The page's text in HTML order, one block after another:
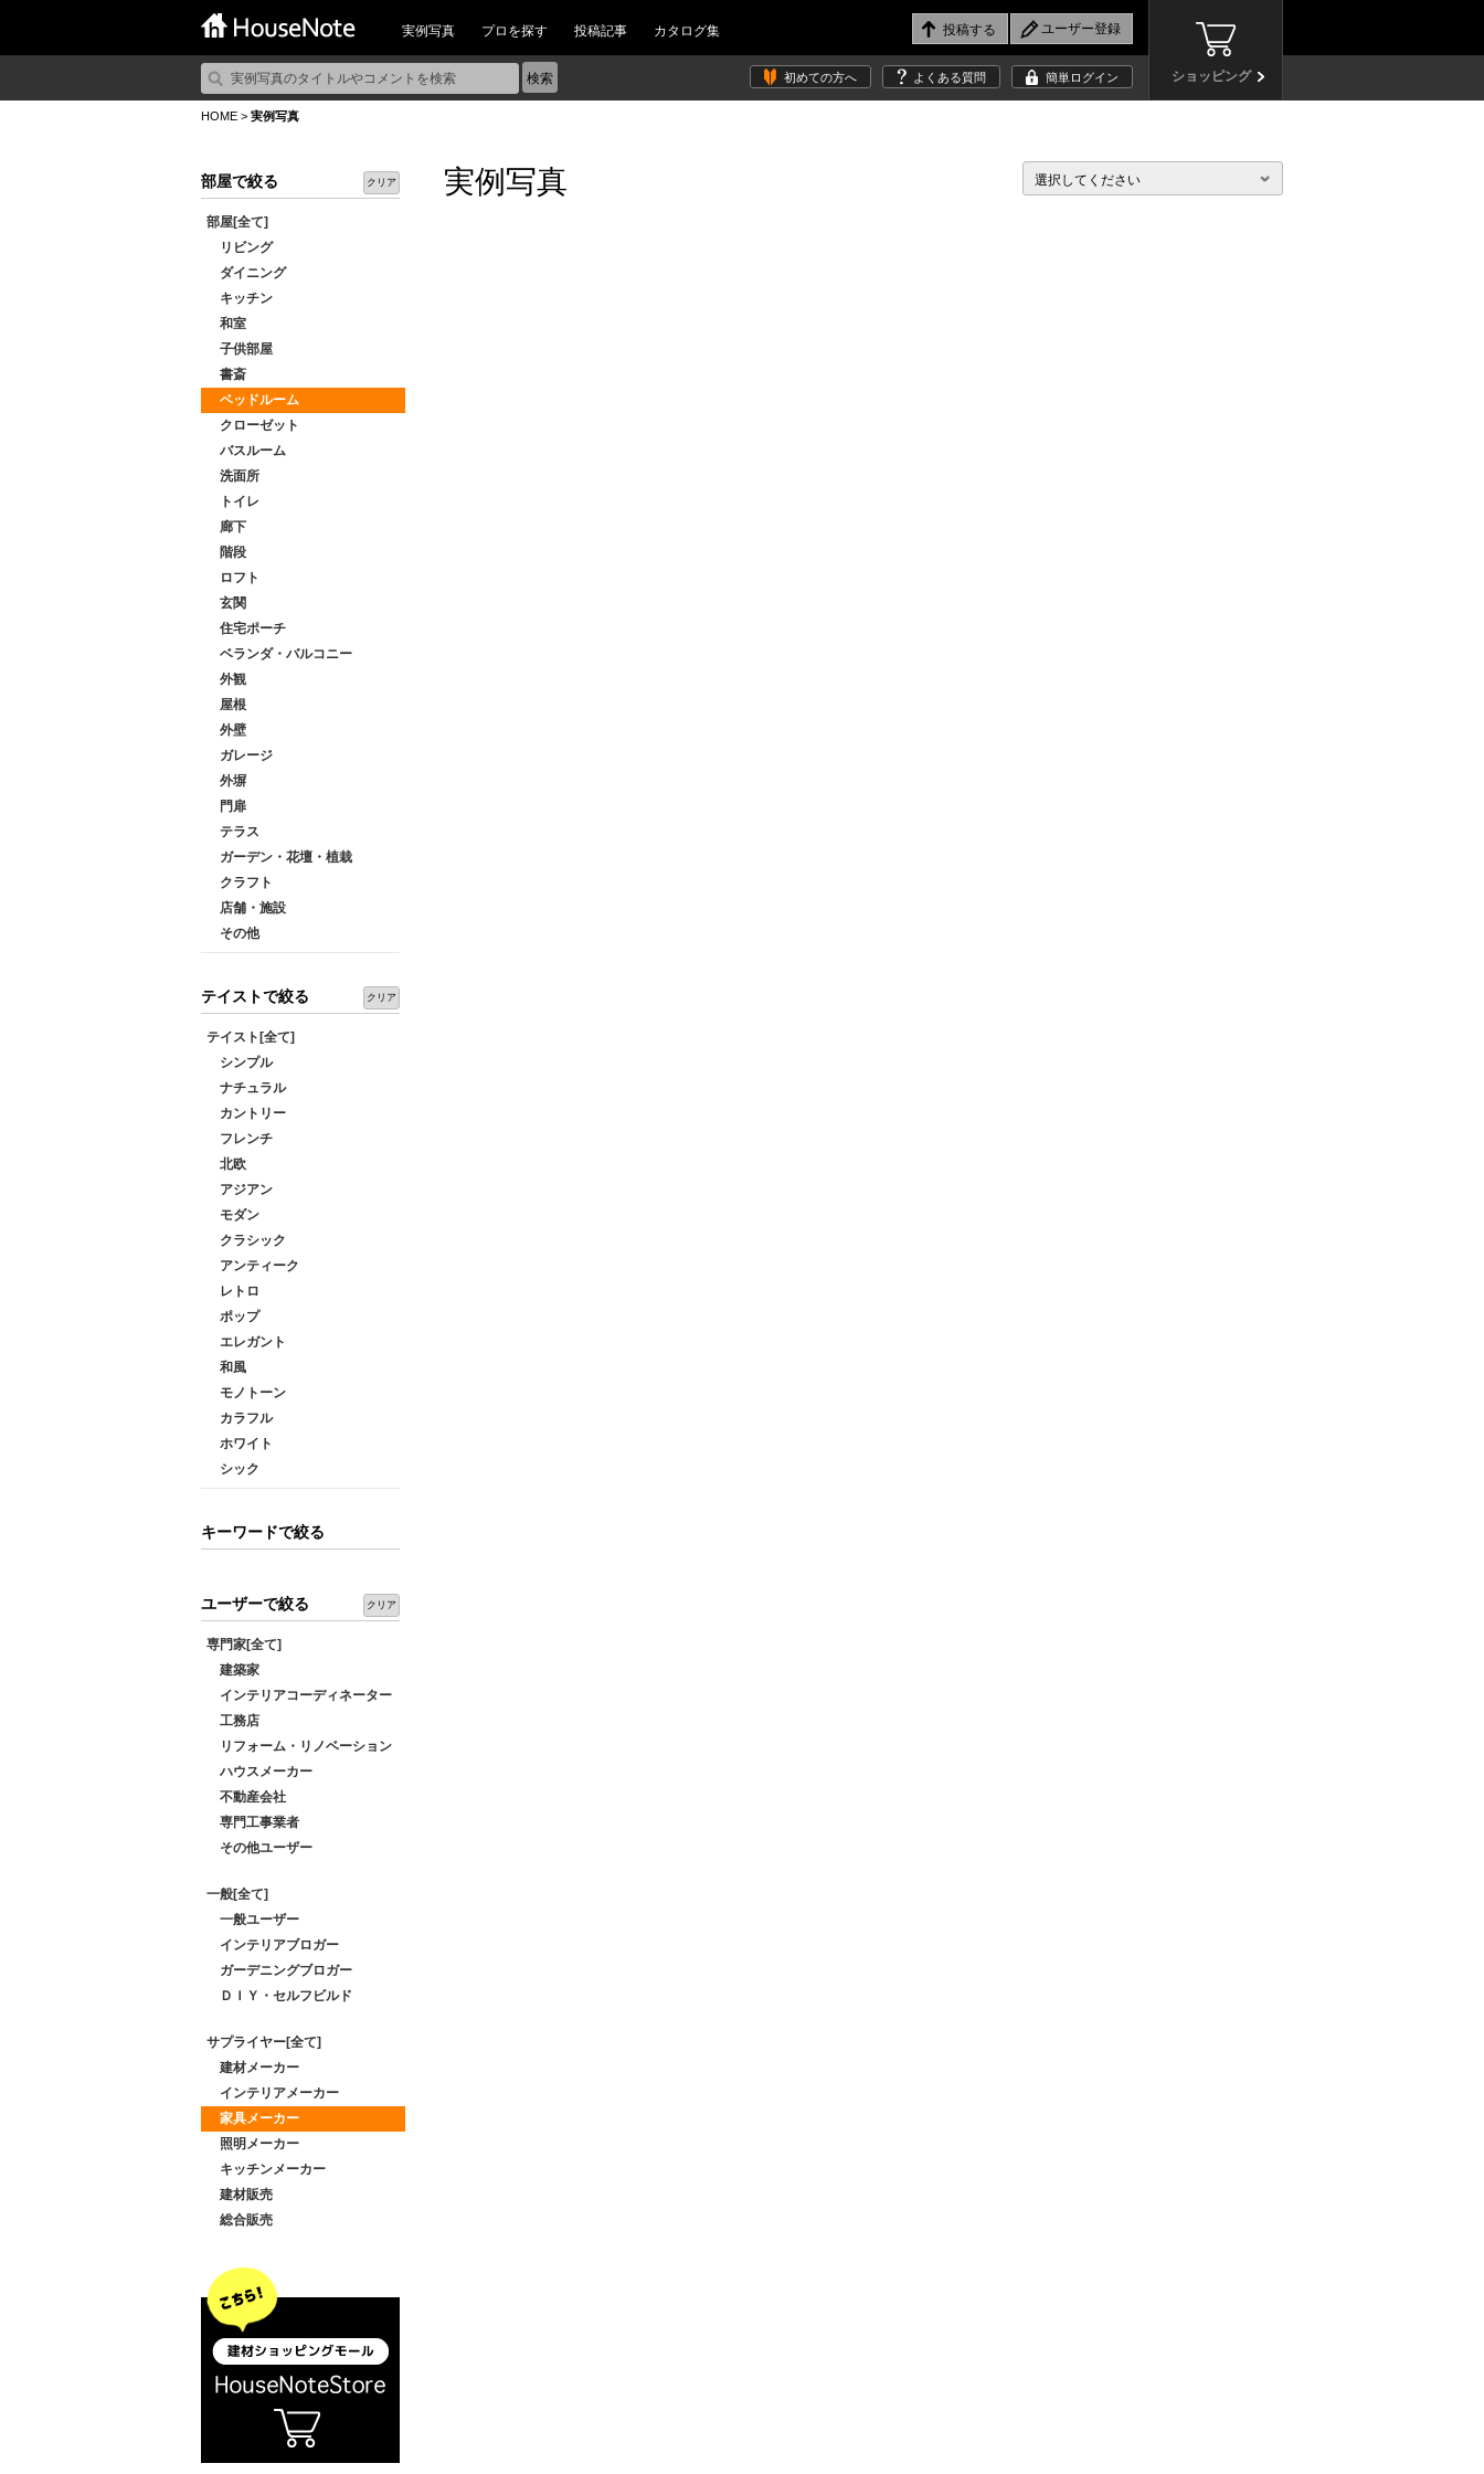
実例写真 プロを探す 投稿記事 カタログ集
ショッピング
初めての方へ よくある質問 簡単ログイン
HOME > 実例写真
部屋で絞る クリア
部屋[全て]
リビング
ダイニング
キッチン
和室
子供部屋
書斎
ベッドルーム
クローゼット
バスルーム
洗面所
トイレ
廊下
階段
ロフト
玄関
住宅ポーチ
ベランダ・バルコニー
外観
屋根
外壁
ガレージ
外塀
門扉
テラス
ガーデン・花壇・植栽
クラフト
店舗・施設
その他
テイストで絞る クリア
テイスト[全て]
シンプル
ナチュラル
カントリー
フレンチ
北欧
アジアン
モダン
クラシック
アンティーク
レトロ
ポップ
エレガント
和風
モノトーン
カラフル
ホワイト
シック
キーワードで絞る
ユーザーで絞る クリア
専門家[全て]
建築家
インテリアコーディネーター
工務店
リフォーム・リノベーション
ハウスメーカー
不動産会社
専門工事業者
その他ユーザー
一般[全て]
一般ユーザー
インテリアブロガー
ガーデニングブロガー
ＤＩＹ・セルフビルド
サプライヤー[全て]
建材メーカー
インテリアメーカー
家具メーカー
照明メーカー
キッチンメーカー
建材販売
総合販売
実例写真 選択してください